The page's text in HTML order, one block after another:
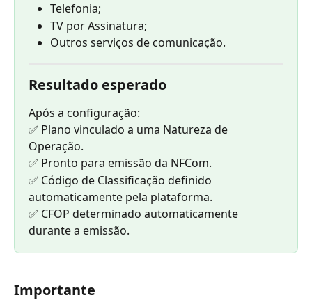
Telefonia;
TV por Assinatura;
Outros serviços de comunicação.
Resultado esperado
Após a configuração:
✅ Plano vinculado a uma Natureza de
Operação.
✅ Pronto para emissão da NFCom.
✅ Código de Classificação definido
automaticamente pela plataforma.
✅ CFOP determinado automaticamente
durante a emissão.
Importante